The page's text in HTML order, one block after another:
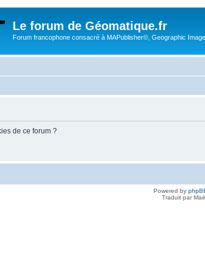
Le forum de Géomatique.fr
Forum francophone consacré à MAPublisher©, Geographic
de ce forum ?
Powered by
Traduit par